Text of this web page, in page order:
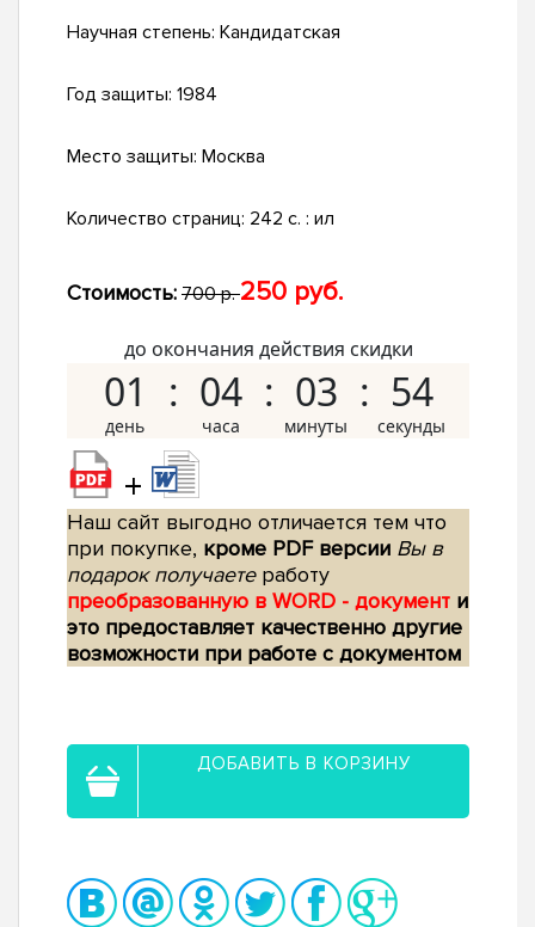
Научная степень: Кандидатская
Год защиты: 1984
Место защиты: Москва
Количество страниц: 242 c. : ил
Стоимость: 700 р.250 руб.
до окончания действия скидки
01 04 03 53
+
Наш сайт выгодно отличается тем что
при покупке, кроме PDF версии Вы в
подарок получаетеработу
преобразованную в WORD - документ и
это предоставляет качественно другие
возможности при работе с документом
ДОБАВИТЬ В КОРЗИНУ